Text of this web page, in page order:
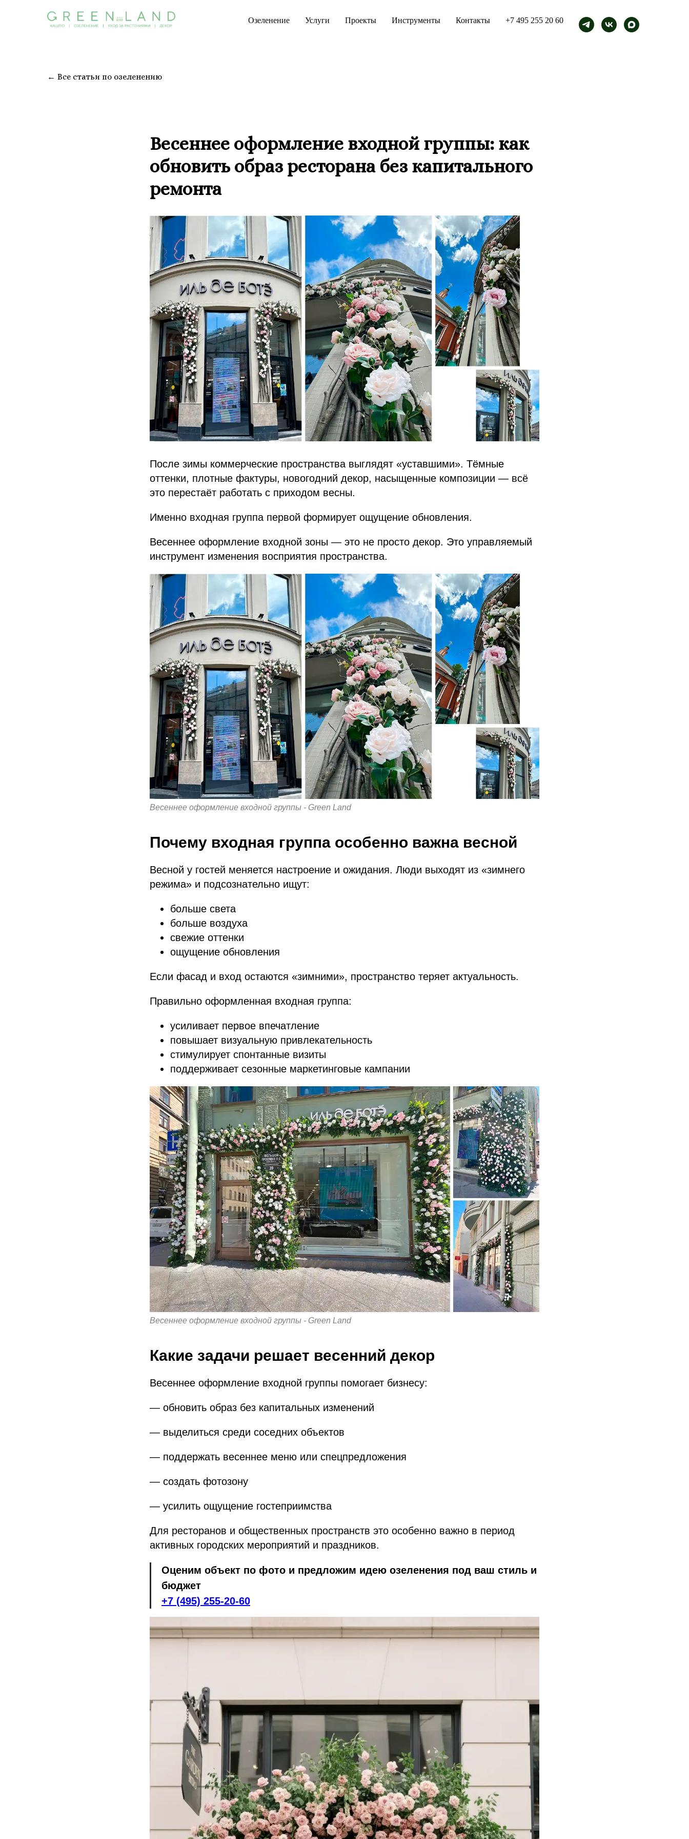
Озеленение Услуги Проекты Инструменты Контакты +7 495 255 20 60
← Все статьи по озеленению
Весеннее оформление входной группы: как
обновить образ ресторана без капитального
ремонта
После зимы коммерческие пространства выглядят «уставшими». Тёмные
оттенки, плотные фактуры, новогодний декор, насыщенные композиции — всё
это перестаёт работать с приходом весны.
Именно входная группа первой формирует ощущение обновления.
Весеннее оформление входной зоны — это не просто декор. Это управляемый
инструмент изменения восприятия пространства.
Весеннее оформление входной группы - Green Land
Почему входная группа особенно важна весной
Весной у гостей меняется настроение и ожидания. Люди выходят из «зимнего
режима» и подсознательно ищут:
больше света
больше воздуха
свежие оттенки
ощущение обновления
Если фасад и вход остаются «зимними», пространство теряет актуальность.
Правильно оформленная входная группа:
усиливает первое впечатление
повышает визуальную привлекательность
стимулирует спонтанные визиты
поддерживает сезонные маркетинговые кампании
Весеннее оформление входной группы - Green Land
Какие задачи решает весенний декор
Весеннее оформление входной группы помогает бизнесу:
— обновить образ без капитальных изменений
— выделиться среди соседних объектов
— поддержать весеннее меню или спецпредложения
— создать фотозону
— усилить ощущение гостеприимства
Для ресторанов и общественных пространств это особенно важно в период
активных городских мероприятий и праздников.
Оценим объект по фото и предложим идею озеленения под ваш стиль и
бюджет
+7 (495) 255-20-60